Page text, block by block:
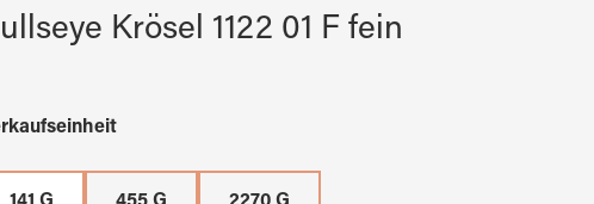
Krösel 1122 01 F fein
auswählen